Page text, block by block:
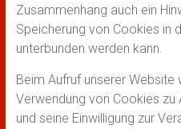
Zusammenhang auch ein
Speicherung von Cookies in
unterbunden werden kann.
Beim Aufruf unserer Website
Verwendung von Cookies
und seine Einwilligung zur